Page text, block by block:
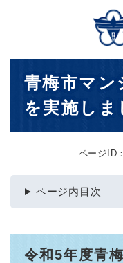
メニ
青梅市マン
を実施しま
ページID
ページ内目次
令和5年度青